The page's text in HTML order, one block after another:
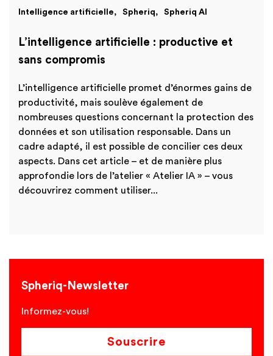
Academy
International
Intelligence artificielle Spheriq Spheriq AI
L’intelligence artificielle : productive et
sans compromis
L’intelligence artificielle promet d’énormes gains de
productivité, mais soulève également de
nombreuses questions concernant la protection des
données et son utilisation responsable. Dans un
cadre adapté, il est possible de concilier ces deux
aspects. Dans cet article – et de manière plus
approfondie lors de l’atelier « Atelier IA » – vous
découvrirez comment utiliser...
Spheriq-Newsletter
Informez-vous!
Souscrire